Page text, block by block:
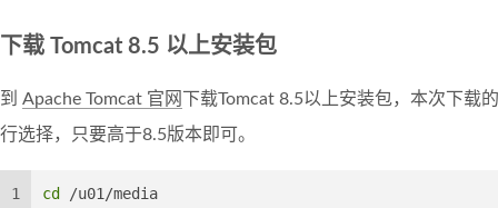
下载 Tomcat 8.5 以上安装包
到 Apache Tomcat 官网
下载Tomcat 8.5以上安装包，本次下载
行选择，只要高于8.5版本即可。
1
cd /u01/media